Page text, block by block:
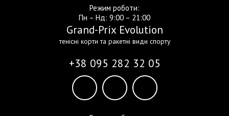
Режим роботи:
Пн – Нд: 9:00 – 21:00
Grand-Prix Evolution
тенісні корти та ракетні види спорту
+38 095 282 32 05